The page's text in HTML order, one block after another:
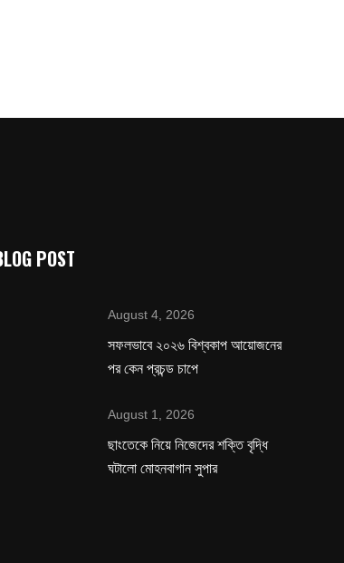
POST
August 4, 2026
সফলভাবে ২০২৬ বিশ্বকাপ আয়োজনের
পর কেন প্রচন্ড চাপে
August 1, 2026
ছাংতেকে নিয়ে নিজেদের শক্তি বৃদ্ধি
ঘটালো মোহনবাগান সুপার